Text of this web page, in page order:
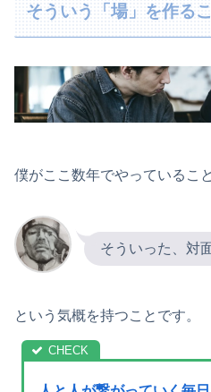
そういう「場」を作る
僕がここ数年でやっているこ
そういった、対
という気概を持つことです。